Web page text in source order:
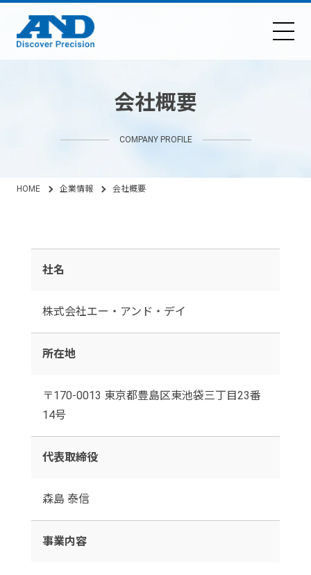
会社概要
COMPANY PROFILE
HOME 企業情報 会社概要
社名
株式会社エー・アンド・デイ
所在地
〒170-0013 東京都豊島区東池袋三丁目23番
14号
代表取締役
森島 泰信
事業内容